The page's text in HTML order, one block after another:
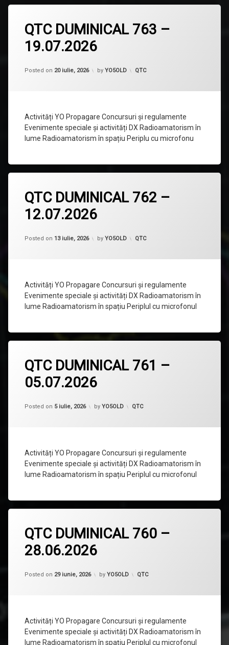
QTC DUMINICAL 763 –
19.07.2026
Posted on 20 iulie, 2026 by YO5OLD Categorii:
QTC
Activități YO Propagare Concursuri și regulamente
Evenimente speciale și activități DX Radioamatorism în
lume Radioamatorism în spațiu Periplu cu microfonu
un
comentariu
la
QTC
763
QTC DUMINICAL 762 –
12.07.2026
Posted on 13 iulie, 2026 by YO5OLD Categorii:
QTC
Activități YO Propagare Concursuri și regulamente
Evenimente speciale și activități DX Radioamatorism în
lume Radioamatorism în spațiu Periplul cu microfonul
un
comentariu
la
QTC
762
QTC DUMINICAL 761 –
05.07.2026
Posted on 5 iulie, 2026 by YO5OLD Categorii:
QTC
Activități YO Propagare Concursuri și regulamente
Evenimente speciale și activități DX Radioamatorism în
lume Radioamatorism în spațiu Periplul cu microfonul
un
comentariu
la
QTC
761
QTC DUMINICAL 760 –
28.06.2026
Posted on 29 iunie, 2026 by YO5OLD Categorii:
QTC
Activități YO Propagare Concursuri și regulamente
Evenimente speciale și activități DX Radioamatorism în
lume Radioamatorism în spațiu Periplul cu microfonul
un
comentariu
la
QTC
760